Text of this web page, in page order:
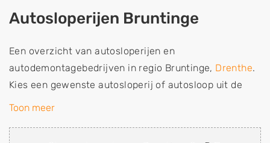
Autosloperijen Bruntinge
Een overzicht van autosloperijen en
autodemontagebedrijven in regio Bruntinge, Drenthe.
Kies een gewenste autosloperij of autosloop uit de
lijst die gespecialiseerd is in de verkoop van
de inkoop van sloopauto's, schadeauto's en
Toon meer